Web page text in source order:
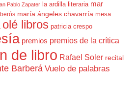
Pablo Zapater la ardilla literaria mar
maría ángeles chavarría mesa
olé libros patricia crespo
premios premios de la crítica
de libro Rafael Soler recital
Barberá Vuelo de palabras